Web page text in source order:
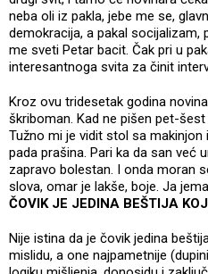
neba oli iz pakla, jebe me se,
demokracija, a pakal socijalizam,
me sveti Petar bacit. Čak pri u
interesantnoga svita za činit
Kroz ovu tridesetak godina
škriboman. Kad ne pišen pet-
Tužno mi je vidit stol sa
pada prašina. Pari ka da san već
zapravo bolestan. I onda moran
slova, omar je lakše, boje. Ja
ČOVIK JE JEDINA BEŠTIJA
Nije istina da je čovik jedina
mislidu, a one najpametnije